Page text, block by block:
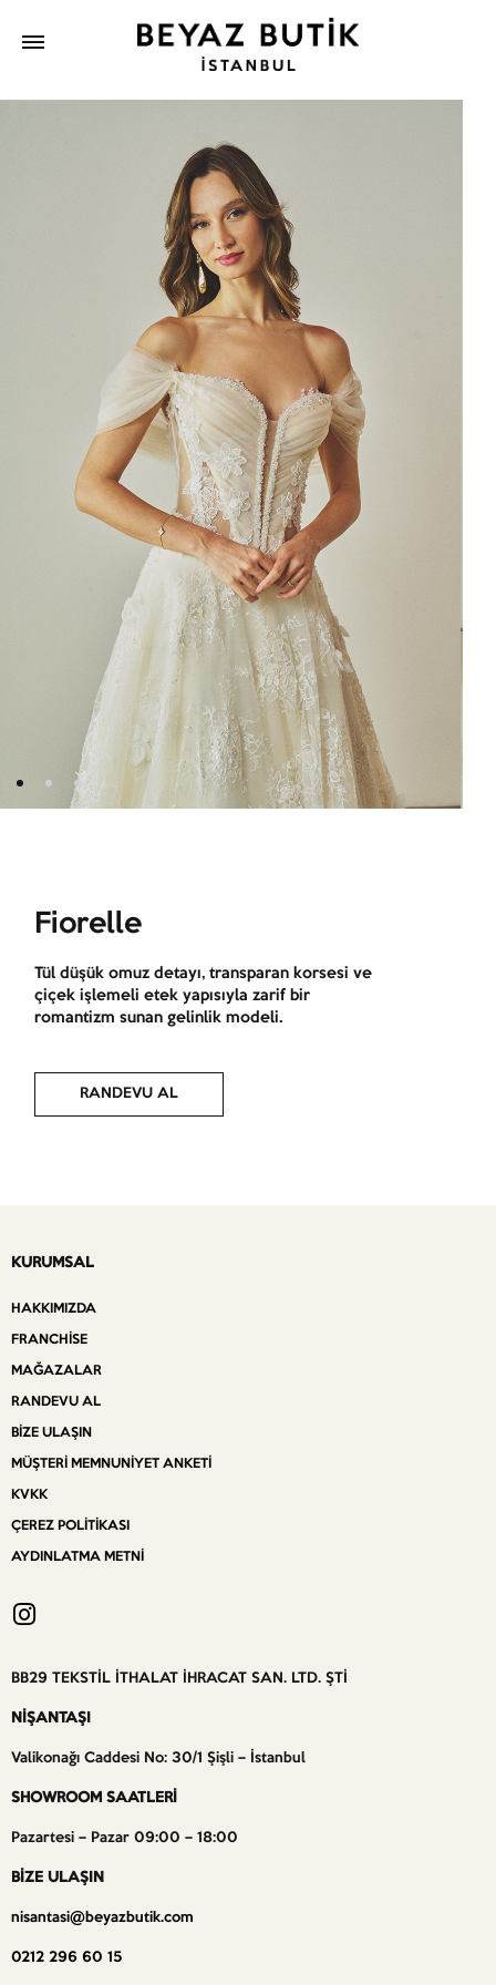
Fiorelle
Tül düşük omuz detayı, transparan korsesi ve
çiçek işlemeli etek yapısıyla zarif bir
romantizm sunan gelinlik modeli.
RANDEVU AL
KURUMSAL
HAKKIMIZDA
FRANCHISE
MAĞAZALAR
RANDEVU AL
BIZE ULAŞIN
MÜŞTERI MEMNUNIYET ANKETI
KVKK
ÇEREZ POLITIKASI
AYDINLATMA METNI
BB29 TEKSTİL İTHALAT İHRACAT SAN. LTD. ŞTİ
NİŞANTAŞI
Valikonağı Caddesi No: 30/1 Şişli – İstanbul
SHOWROOM SAATLERİ
Pazartesi – Pazar 09:00 – 18:00
BİZE ULAŞIN
nisantasi@beyazbutik.com
0212 296 60 15